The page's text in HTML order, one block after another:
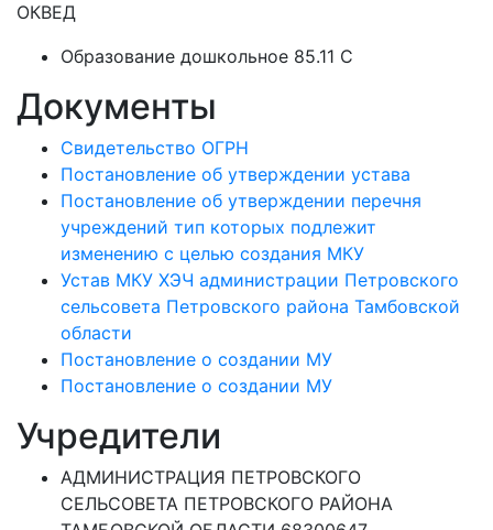
ОКВЕД
Образование дошкольное 85.11 C
Документы
Свидетельство ОГРН
Постановление об утверждении устава
Постановление об утверждении перечня
учреждений тип которых подлежит
изменению с целью создания МКУ
Устав МКУ ХЭЧ администрации Петровского
сельсовета Петровского района Тамбовской
области
Постановление о создании МУ
Постановление о создании МУ
Учредители
АДМИНИСТРАЦИЯ ПЕТРОВСКОГО
СЕЛЬСОВЕТА ПЕТРОВСКОГО РАЙОНА